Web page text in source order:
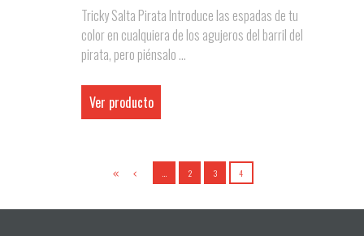
Tricky Salta Pirata Introduce las espadas de tu
color en cualquiera de los agujeros del barril del
pirata, pero piénsalo ...
Ver producto
2 3 4